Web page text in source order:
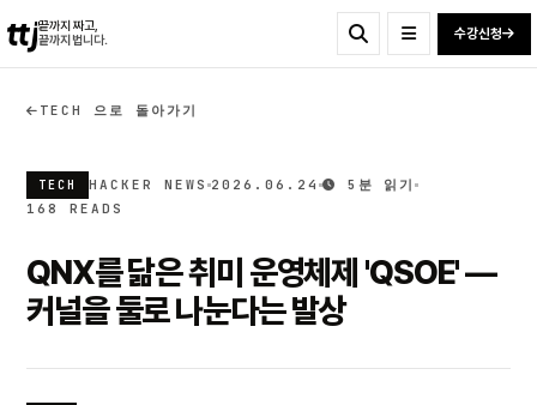
ttj끝까지 짜고,
끝까지 법니다.
수강신청
TECH 으로 돌아가기
TECH HACKER NEWS 2026.06.24
5분 읽기
168 READS
QNX를 닮은 취미 운영체제 'QSOE' —
커널을 둘로 나눈다는 발상